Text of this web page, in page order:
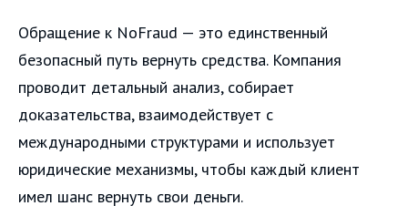
Обращение к NoFraud — это единственный
безопасный путь вернуть средства. Компания
проводит детальный анализ, собирает
доказательства, взаимодействует с
международными структурами и использует
юридические механизмы, чтобы каждый клиент
имел шанс вернуть свои деньги.